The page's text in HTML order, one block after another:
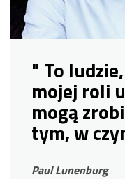
" To
mojej roli
mogą
tym, w
Paul Lunenburg